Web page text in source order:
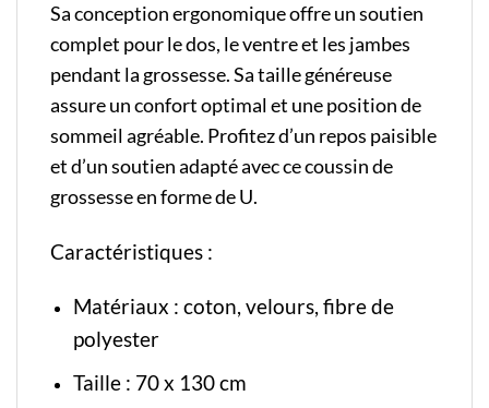
Sa conception ergonomique offre un soutien
complet pour le dos, le ventre et les jambes
pendant la grossesse. Sa taille généreuse
assure un confort optimal et une position de
sommeil agréable. Profitez d’un repos paisible
et d’un soutien adapté avec ce coussin de
grossesse en forme de U.
Caractéristiques :
Matériaux : coton, velours, fibre de
polyester
Taille : 70 x 130 cm